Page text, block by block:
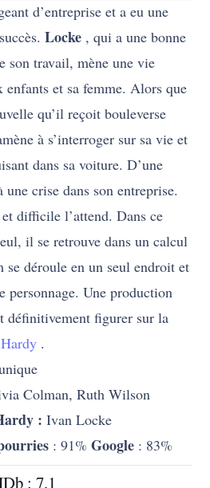
d’entreprise et a eu une
Locke , qui a une bonne
son travail, mène une vie
enfants et sa femme. Alors que
qu’il reçoit bouleverse
à s’interroger sur sa vie et
dans sa voiture. D’une
crise dans son entreprise.
difficile l’attend. Dans ce
il se retrouve dans un calcul
se déroule en un seul endroit et
personnage. Une production
définitivement figurer sur la
.
Colman, Ruth Wilson
: Ivan Locke
: 91%Google : 83%
: 7.1